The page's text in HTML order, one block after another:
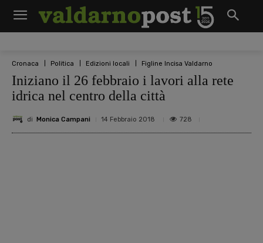
Cronaca Politica Edizioni locali Figline Incisa Valdarno
Iniziano il 26 febbraio i lavori alla rete
idrica nel centro della città
di Monica Campani 14 Febbraio 2018 728